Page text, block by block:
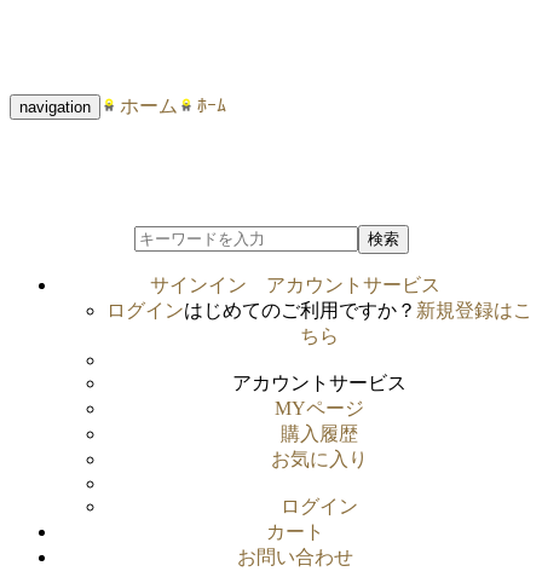
navigation ホーム ﾎｰﾑ
検索
サインイン
アカウントサービス
ログインはじめてのご利用ですか？ 新規登録はこ
ちら
アカウントサービス
MYページ
購入履歴
お気に入り
ログイン
カート
お問い合わせ